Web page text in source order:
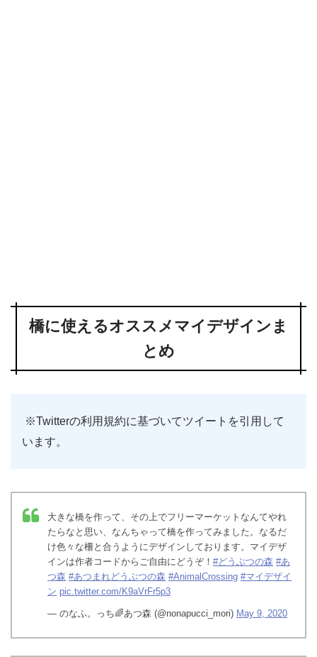
橋に使えるオススメマイデザインま
とめ
※Twitterの利用規約に基づいてツイートを引用して
います。
大きな橋を作って、その上でフリーマーケットなんてやれ
たらなと思い、なんちゃって橋を作ってみました。なるだ
け色々な柵と合うようにデザインしております。マイデザ
インは作者コードからご自由にどうぞ！ #どうぶつの森 #あ
つ森 #あつまれどうぶつの森 #AnimalCrossing #マイデザイ
ン pic.twitter.com/K9aVrFr5p3
— のなふ。っち🌈あつ森 (@nonapucci_mori) May 9, 2020